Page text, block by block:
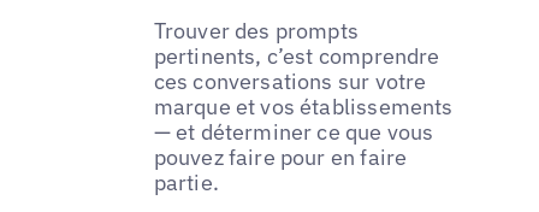
Trouver des prompts
pertinents, c’est comprendre
ces conversations sur votre
marque et vos établissements
— et déterminer ce que vous
pouvez faire pour en faire
partie.